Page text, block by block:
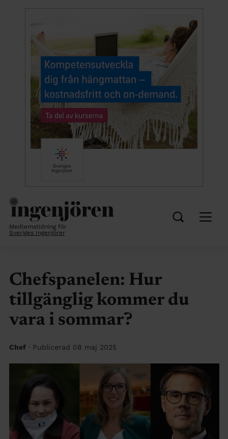
Medlemstidning för
Sveriges Ingenjörer
Chefspanelen: Hur
tillgänglig kommer du
vara i sommar?
Chef · Publicerad 08 maj 2025